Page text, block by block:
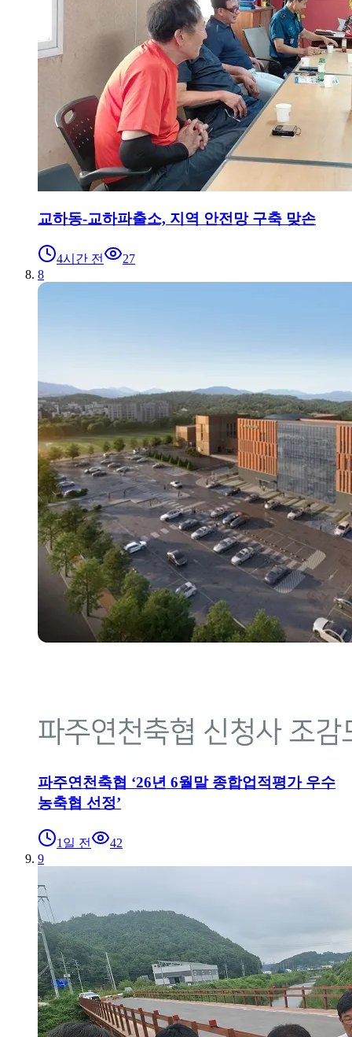
교하동-교하파출소, 지역 안전망 구축 맞손
4시간 전
27
8
파주연천축협 ‘26년 6월말 종합업적평가 우수
농축협 선정’
1일 전
42
9